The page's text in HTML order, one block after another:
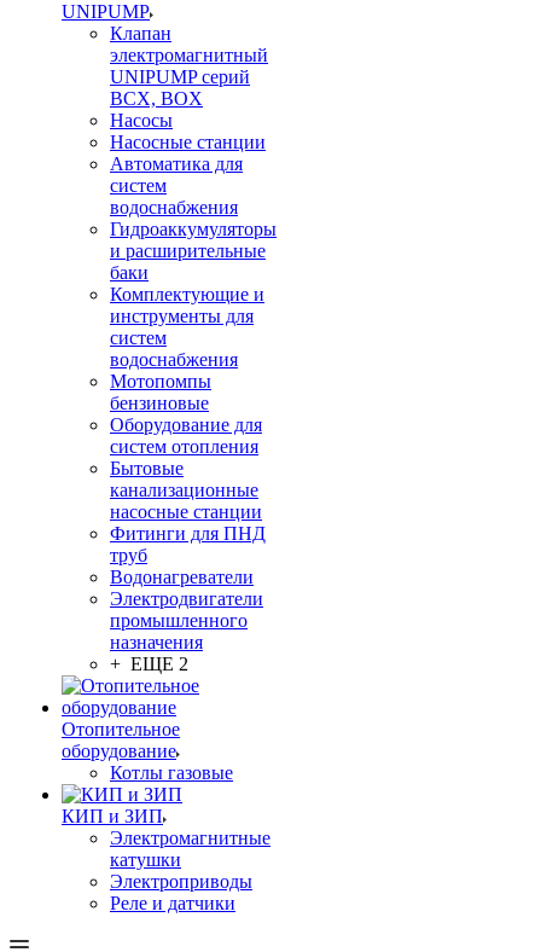
UNIPUMP
Клапан
электромагнитный
UNIPUMP серий
BCX, BOX
Насосы
Насосные станции
Автоматика для
систем
водоснабжения
Гидроаккумуляторы
и расширительные
баки
Комплектующие и
инструменты для
систем
водоснабжения
Мотопомпы
бензиновые
Оборудование для
систем отопления
Бытовые
канализационные
насосные станции
Фитинги для ПНД
труб
Водонагреватели
Электродвигатели
промышленного
назначения
+ ЕЩЕ 2
Отопительное
оборудование
Котлы газовые
КИП и ЗИП
Электромагнитные
катушки
Электроприводы
Реле и датчики